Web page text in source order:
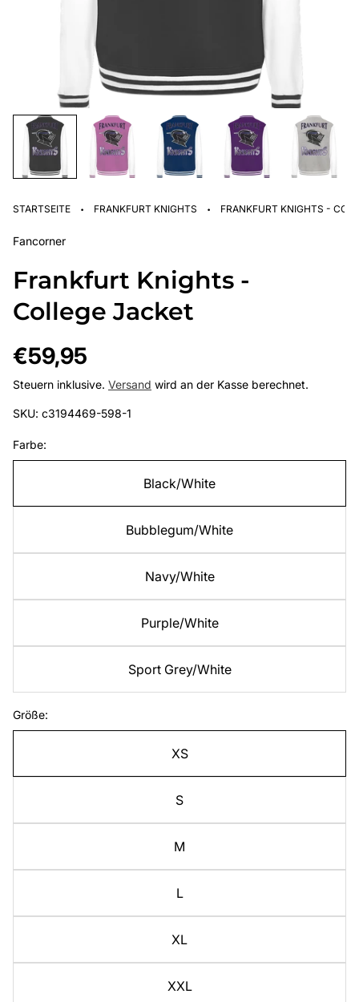
STARTSEITE · FRANKFURT KNIGHTS · FRANKFURT KNIGHTS -
Fancorner
Frankfurt Knights -
College Jacket
Regulärer
Preis
€59,95
Steuern inklusive. Versand wird an der Kasse berechnet.
SKU: c3194469-598-1
Farbe:
Black/White
Bubblegum/White
Navy/White
Purple/White
Sport Grey/White
Größe:
XS
S
M
L
XL
XXL